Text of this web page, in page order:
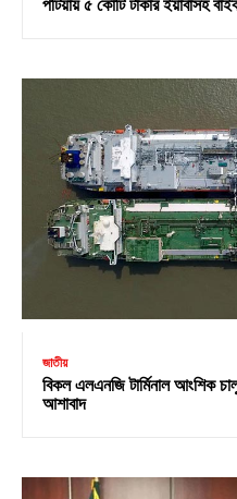
পটিয়ায় ৫ কোটি টাকার ইয়াবাসহ
জাতীয়
বিকল এলএনজি টার্মিনাল আংশিক
আশাবাদ